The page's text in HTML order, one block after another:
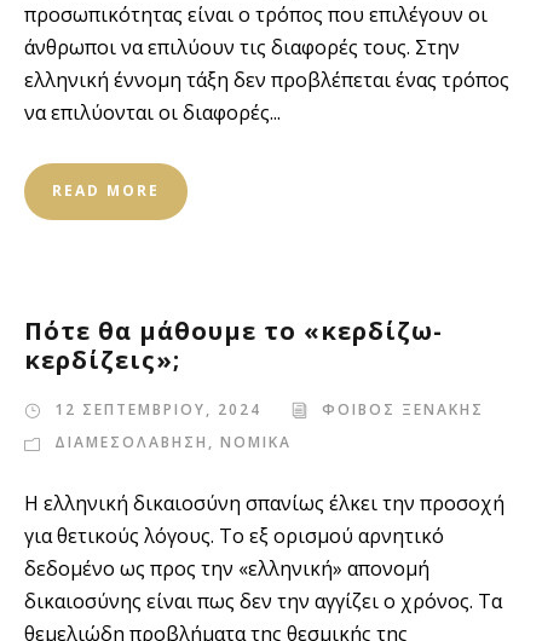
προσωπικότητας είναι ο τρόπος που επιλέγουν οι
άνθρωποι να επιλύουν τις διαφορές τους. Στην
ελληνική έννομη τάξη δεν προβλέπεται ένας τρόπος
να επιλύονται οι διαφορές...
READ MORE
Πότε θα μάθουμε το «κερδίζω-
κερδίζεις»;
12 ΣΕΠΤΕΜΒΡΙΟΥ, 2024
ΦΟΙΒΟΣ ΞΕΝΑΚΗΣ
ΔΙΑΜΕΣΟΛΑΒΗΣΗ , ΝΟΜΙΚΑ
Η ελληνική δικαιοσύνη σπανίως έλκει την προσοχή
για θετικούς λόγους. Το εξ ορισμού αρνητικό
δεδομένο ως προς την «ελληνική» απονομή
δικαιοσύνης είναι πως δεν την αγγίζει ο χρόνος. Τα
θεμελιώδη προβλήματα της θεσμικής της